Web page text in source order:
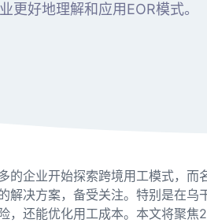
更好地理解和应用EOR模式。
的企业开始探索跨境用工模式，
解决方案，备受关注。特别是在乌
，还能优化用工成本。本文将聚